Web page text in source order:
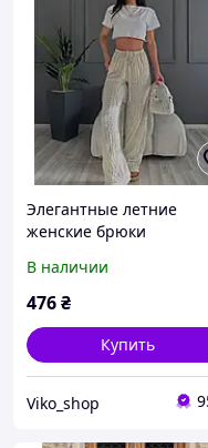
Элегантные летние
женские брюки
ткани Зара 42-44, 46-48
В наличии
476₴
Купить
Viko_shop